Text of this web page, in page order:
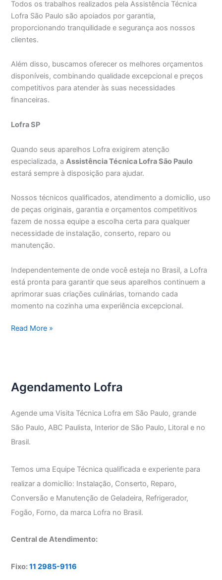
Todos os trabalhos realizados pela Assistência Técnica
Lofra São Paulo são apoiados por garantia,
proporcionando tranquilidade e segurança aos nossos
clientes.
Além disso, buscamos oferecer os melhores orçamentos
disponíveis, combinando qualidade excepcional e preços
competitivos para atender às suas necessidades
financeiras.
Lofra SP
Quando seus aparelhos Lofra exigirem atenção
especializada, a Assistência Técnica Lofra São Paulo
estará sempre à disposição para ajudar.
Nossos técnicos qualificados, atendimento a domicílio, uso
de peças originais, garantia e orçamentos competitivos
fazem de nossa equipe a escolha certa para qualquer
necessidade de instalação, conserto, reparo ou
manutenção.
Independentemente de onde você esteja no Brasil, a Lofra
está pronta para garantir que seus aparelhos continuem a
aprimorar suas criações culinárias, tornando cada
momento na cozinha uma experiência excepcional.
Assistência
Read More »
Agendamento Lofra
Agende uma Visita Técnica Lofra em São Paulo, grande
São Paulo, ABC Paulista, Interior de São Paulo, Litoral e no
Brasil.
Temos uma Equipe Técnica qualificada e experiente para
realizar a domicílio: Instalação, Conserto, Reparo,
Conversão e Manutenção de Geladeira, Refrigerador,
Fogão, Forno, da marca Lofra no Brasil.
Central de Atendimento:
Fixo:11 2985-9116